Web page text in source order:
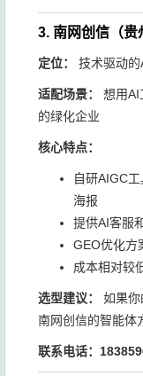
3. 南网创信（贵
定位： 技术驱动
适配场景：
想用AI
的绿化企业
核心特点：
自研AIGC
海报
提供AI客服
GEO优化方
成本相对较
选型建议：
如果你
南网创信的智能体
联系电话：